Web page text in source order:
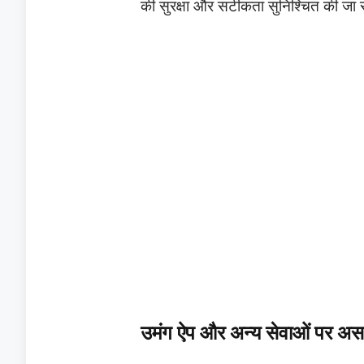
की सुरक्षा और सटीकता सुनिश्चित की
उमंग ऐप और अन्य सेवाओं पर